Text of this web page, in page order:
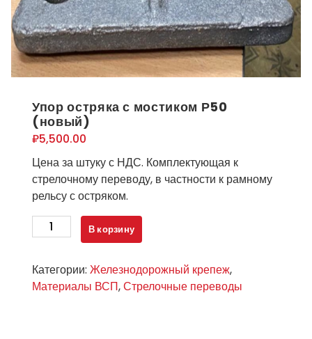
Упор остряка с мостиком Р50
(новый)
₽5,500.00
Цена за штуку с НДС. Комплектующая к
стрелочному переводу, в частности к рамному
рельсу с остряком.
Количество
товара
остряка
с
В корзину
Категории: Железнодорожный крепеж,
Материалы ВСП,Стрелочные переводы